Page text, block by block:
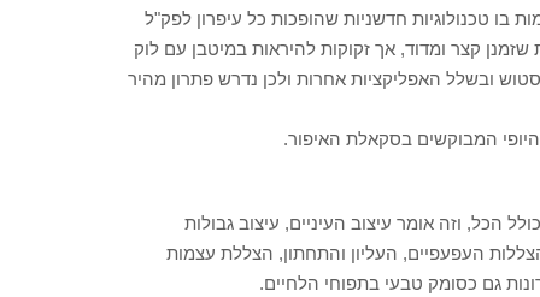
בו טכנולוגיות חדשניות שהופכות כל עיפרון לפק"ל
קצר ומדוד, אך זקוקות להיראות במיטבן עם לוק
ובשלל האפליקציות אחרות ולכן נדרש פתרון מהיר
המבוקשים בסקאלת האיפור.
הכל, וזה אומר עיצוב העיניים, עיצוב גבולות
העפעפיים, העליון והתחתון, הצללת עצמות
גם כסומק טבעי בתפוחי הלחיים.